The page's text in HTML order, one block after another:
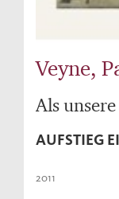
Veyne,
Als
AUFSTIEG
2011